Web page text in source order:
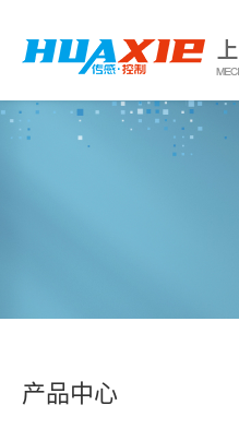
产品中心